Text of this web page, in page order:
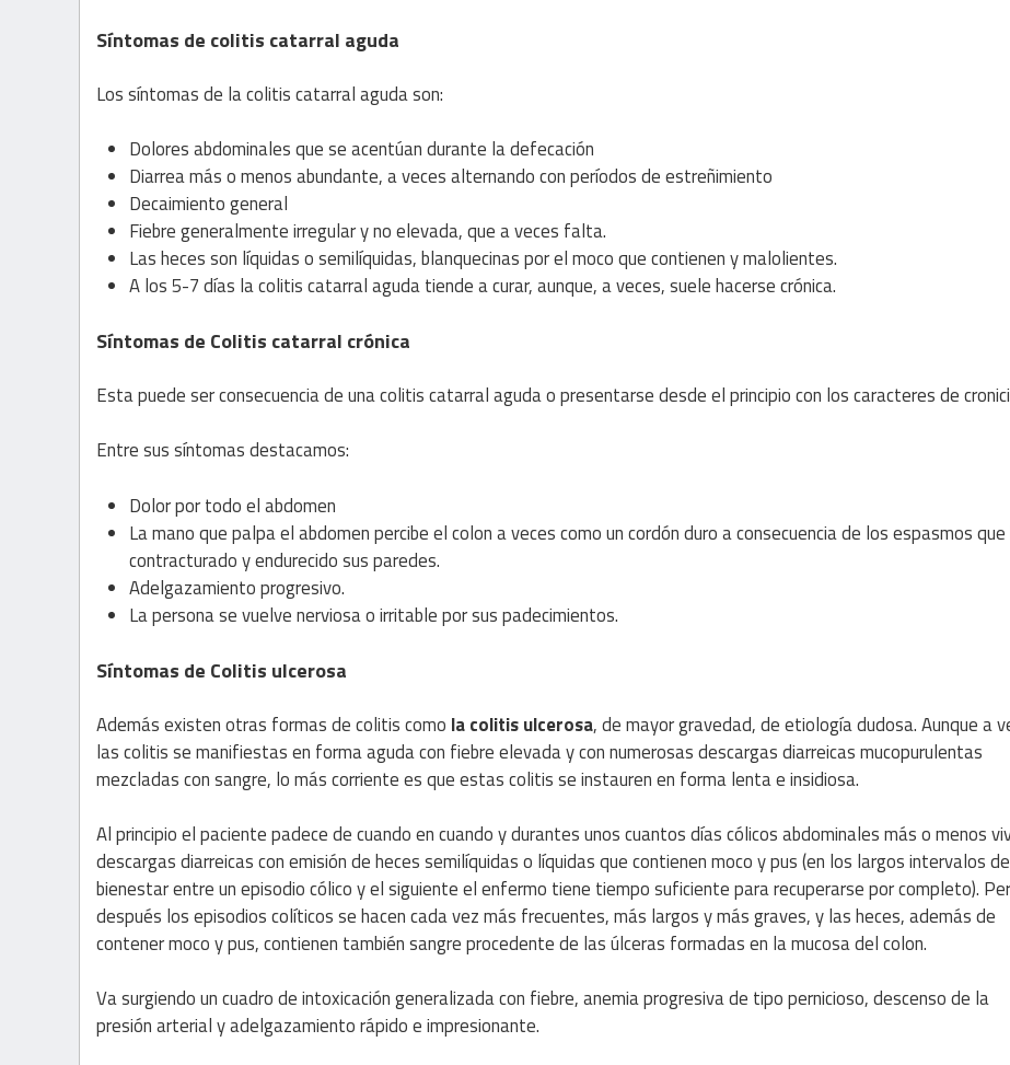
Síntomas de colitis catarral aguda
Los síntomas de la colitis catarral aguda son:
Dolores abdominales que se acentúan durante la defecación
Diarrea más o menos abundante, a veces alternando con períodos de estreñimiento
Decaimiento general
Fiebre generalmente irregular y no elevada, que a veces falta.
Las heces son líquidas o semilíquidas, blanquecinas por el moco que contienen y malolientes.
A los 5-7 días la colitis catarral aguda tiende a curar, aunque, a veces, suele hacerse crónica.
Síntomas de Colitis catarral crónica
Esta puede ser consecuencia de una colitis catarral aguda o presentarse desde el principio con los caracteres de
Entre sus síntomas destacamos:
Dolor por todo el abdomen
La mano que palpa el abdomen percibe el colon a veces como un cordón duro a consecuencia de los espasmos
contracturado y endurecido sus paredes.
Adelgazamiento progresivo.
La persona se vuelve nerviosa o irritable por sus padecimientos.
Síntomas de Colitis ulcerosa
Además existen otras formas de colitis como la colitis ulcerosa, de mayor gravedad, de etiología dudosa. Aunque a
las colitis se manifiestas en forma aguda con fiebre elevada y con numerosas descargas diarreicas mucopurulentas
mezcladas con sangre, lo más corriente es que estas colitis se instauren en forma lenta e insidiosa.
Al principio el paciente padece de cuando en cuando y durantes unos cuantos días cólicos abdominales más o menos
descargas diarreicas con emisión de heces semilíquidas o líquidas que contienen moco y pus (en los largos intervalos de
bienestar entre un episodio cólico y el siguiente el enfermo tiene tiempo suficiente para recuperarse por completo).
después los episodios colíticos se hacen cada vez más frecuentes, más largos y más graves, y las heces, además de
contener moco y pus, contienen también sangre procedente de las úlceras formadas en la mucosa del colon.
Va surgiendo un cuadro de intoxicación generalizada con fiebre, anemia progresiva de tipo pernicioso, descenso de la
presión arterial y adelgazamiento rápido e impresionante.